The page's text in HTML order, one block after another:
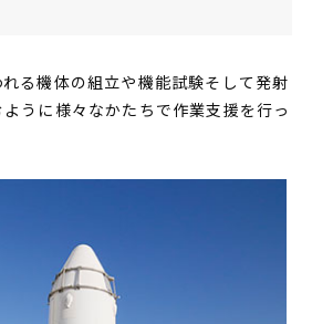
る機体の組立や機能試験そして発射
うに様々なかたちで作業支援を行っ